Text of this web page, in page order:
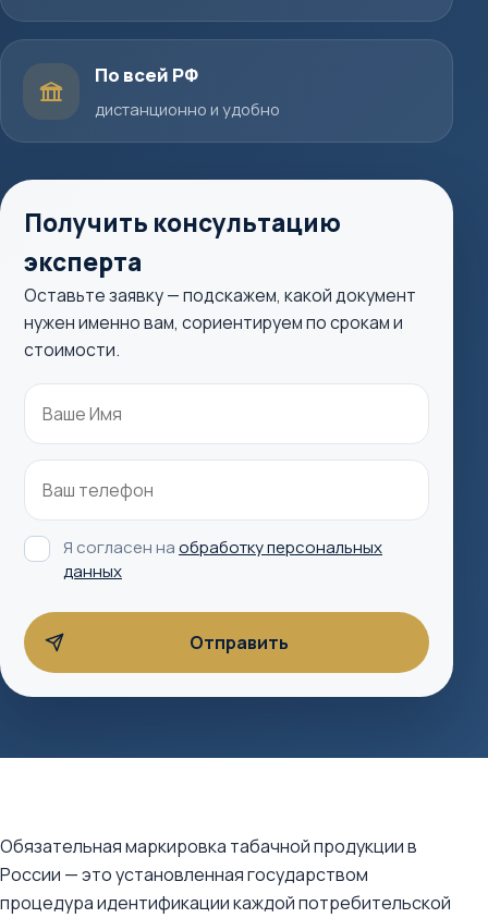
По всей РФ
дистанционно и удобно
Получить консультацию
эксперта
Оставьте заявку — подскажем, какой документ
нужен именно вам, сориентируем по срокам и
стоимости.
Я согласен наобработку персональных
данных
Обязательная маркировка табачной продукции в
России — это установленная государством
процедура идентификации каждой потребительской